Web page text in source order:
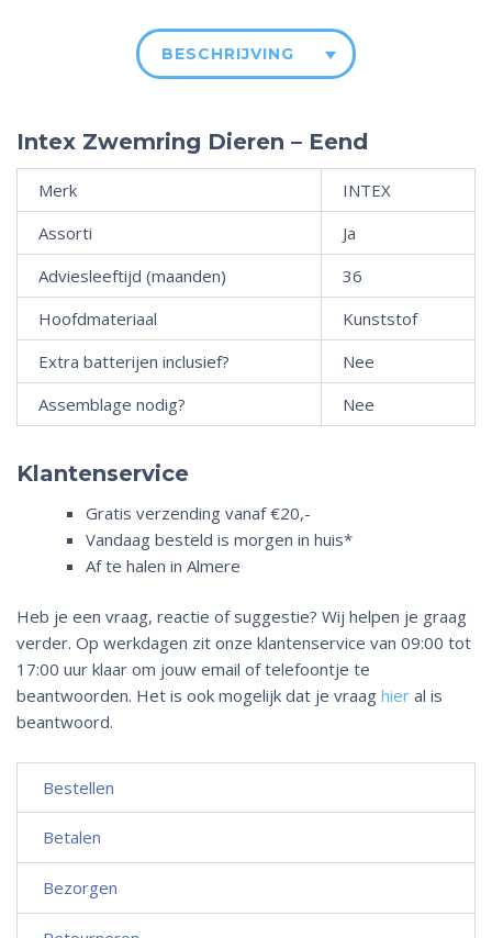
BESCHRIJVING
Intex Zwemring Dieren – Eend
Merk
INTEX
Assorti
Ja
Adviesleeftijd (maanden)
36
Hoofdmateriaal
Kunststof
Extra batterijen inclusief?
Nee
Assemblage nodig?
Nee
Klantenservice
Gratis verzending vanaf €20,-
Vandaag besteld is morgen in huis*
Af te halen in Almere
Heb je een vraag, reactie of suggestie? Wij helpen je graag
verder. Op werkdagen zit onze klantenservice van 09:00 tot
17:00 uur klaar om jouw email of telefoontje te
beantwoorden. Het is ook mogelijk dat je vraag hier al is
beantwoord.
Bestellen
Betalen
Bezorgen